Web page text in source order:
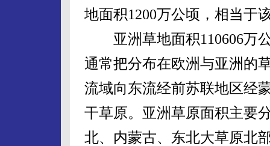
地面积1200万公顷，相当于
亚洲草地面积110606万公
通常把分布在欧洲与亚洲的
流域向东流经前苏联地区经
干草原。亚洲草原面积主要
北、内蒙古、东北大草原北